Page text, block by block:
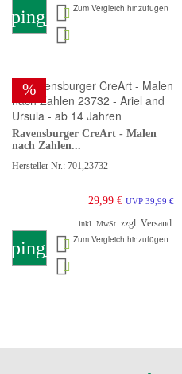
Zum Vergleich hinzufügen
%
Ravensburger CreArt - Malen
nach Zahlen...
Hersteller Nr.: 701,23732
29,99 € UVP 39,99 €
inkl. MwSt. zzgl. Versand
Zum Vergleich hinzufügen